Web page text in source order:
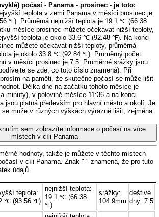
počasí - Panama - prosinec - je toto:
teplota v zemi Panama v měsíci prosinec je
℉). Průměrná nejnižší teplota je 19.1 ℃ (66.38
měsíce prosinec můžete očekávat nižší teploty,
teplota je okolo 33.6 ℃ (92.48 ℉). Na konci
můžete očekávat nižší teploty, průměrná
je okolo 33.8 ℃ (92.84 ℉). Průměrný počet
v měsíci prosinec je 7.5. Průměrné srážky jsou
se zde, co toto číslo znamená). Při
na paměti, že skutečné počasí se může lišit
Délka dne na začátku tohoto měsíce je
minuty), v polovině měsíce 11:36 a na konci
jsou platná především pro hlavní město a okolí. Je
může v různých výškách výrazně lišit, zejména
sem zobrazíte informace o počasí na více
místech v cíli Panama
hodnoty, takže je můžete v těchto místech
v cíli Panama. Znak "-" znamená, že pro tuto
údajů.
teplota:
℃ (93.56 ℉)
nejnižší teplota:
19.1 ℃ (66.38
℉)
srážky:
104.9mm
deštivé
dny: 7.5